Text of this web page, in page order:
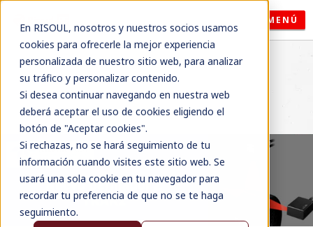
En RISOUL, nosotros y nuestros socios usamos
cookies para ofrecerle la mejor experiencia
personalizada de nuestro sitio web, para analizar
su tráfico y personalizar contenido.
Si desea continuar navegando en nuestra web
deberá aceptar el uso de cookies eligiendo el
botón de "Aceptar cookies".
Si rechazas, no se hará seguimiento de tu
información cuando visites este sitio web. Se
usará una sola cookie en tu navegador para
recordar tu preferencia de que no se te haga
seguimiento.
MENÚ